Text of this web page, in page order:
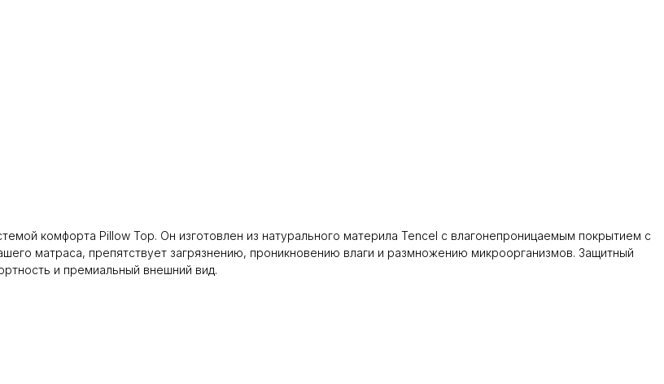
комфорта Pillow Top. Он изготовлен из натурального материла Tencel с влагонепроницаемым покрытием с
матраса, препятствует загрязнению, проникновению влаги и размножению микроорганизмов. Защитный
и премиальный внешний вид.